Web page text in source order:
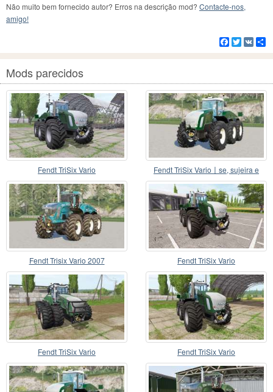
Não muito bem fornecido autor? Erros na descrição mod? Contacte-nos,
amigo!
Facebook
Twitter
VK
Mods parecidos
Fendt TriSix Vario
Fendt TriSix Vario〡se, sujeira e
lavável
Fendt Trisix Vario 2007 Fendt TriSix Vario
Fendt TriSix Vario Fendt TriSix Vario